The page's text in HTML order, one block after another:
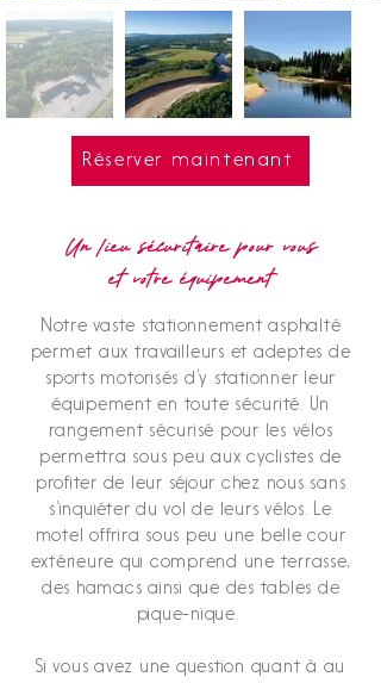
Réserver maintenant
Un lieu sécuritaire pour vous
et votre équipement
Notre vaste stationnement asphalté
permet aux travailleurs et adeptes de
sports motorisés d’y stationner leur
équipement en toute sécurité. Un
rangement sécurisé pour les vélos
permettra sous peu aux cyclistes de
profiter de leur séjour chez nous sans
s’inquiéter du vol de leurs vélos. Le
motel offrira sous peu une belle cour
extérieure qui comprend une terrasse,
des hamacs ainsi que des tables de
pique-nique.
Si vous avez une question quant à au